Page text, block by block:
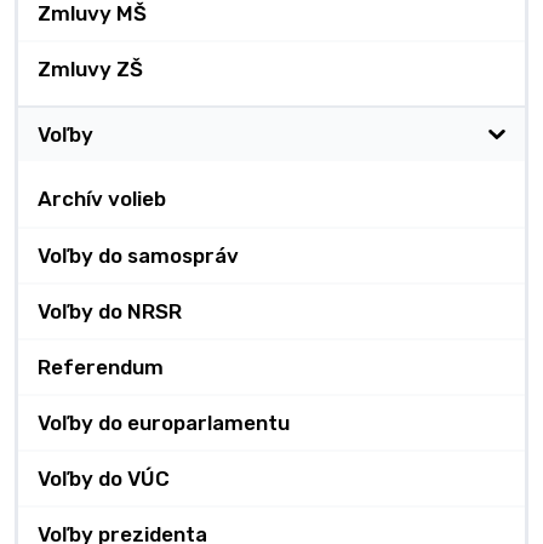
Zmluvy MŠ
Zmluvy ZŠ
Voľby
Archív volieb
Voľby do samospráv
Voľby do NRSR
Referendum
Voľby do europarlamentu
Voľby do VÚC
Voľby prezidenta